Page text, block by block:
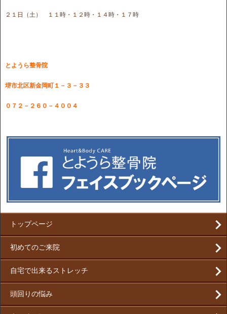
２１日（土） １１時・１２時・１４時・１７時
とようら整骨院
堺市北区新金岡町１－３－３３
０７２－２６０－４００４
トップページ
初めてのご来院
自宅で出来るストレッチ
頭回りの悩み